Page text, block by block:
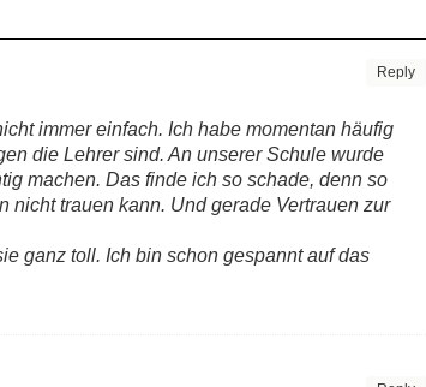
Reply
immer einfach. Ich habe momentan häufig
die Lehrer sind. An unserer Schule wurde
machen. Das finde ich so schade, denn so
nicht trauen kann. Und gerade Vertrauen zur
ganz toll. Ich bin schon gespannt auf das